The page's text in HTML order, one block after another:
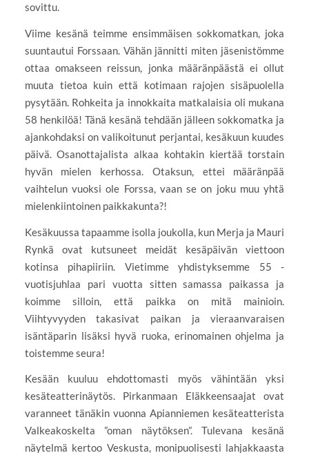
sovittu.
Viime kesänä teimme ensimmäisen sokkomatkan, joka
suuntautui Forssaan. Vähän jännitti miten jäsenistömme
ottaa omakseen reissun, jonka määränpäästä ei ollut
muuta tietoa kuin että kotimaan rajojen sisäpuolella
pysytään. Rohkeita ja innokkaita matkalaisia oli mukana
58 henkilöä! Tänä kesänä tehdään jälleen sokkomatka ja
ajankohdaksi on valikoitunut perjantai, kesäkuun kuudes
päivä. Osanottajalista alkaa kohtakin kiertää torstain
hyvän mielen kerhossa. Otaksun, ettei määränpää
vaihtelun vuoksi ole Forssa, vaan se on joku muu yhtä
mielenkiintoinen paikkakunta?!
Kesäkuussa tapaamme isolla joukolla, kun Merja ja Mauri
Rynkä ovat kutsuneet meidät kesäpäivän viettoon
kotinsa pihapiiriin. Vietimme yhdistyksemme 55 -
vuotisjuhlaa pari vuotta sitten samassa paikassa ja
koimme silloin, että paikka on mitä mainioin.
Viihtyvyyden takasivat paikan ja vieraanvaraisen
isäntäparin lisäksi hyvä ruoka, erinomainen ohjelma ja
toistemme seura!
Kesään kuuluu ehdottomasti myös vähintään yksi
kesäteatterinäytös. Pirkanmaan Eläkkeensaajat ovat
varanneet tänäkin vuonna Apianniemen kesäteatterista
Valkeakoskelta ”oman näytöksen”. Tulevana kesänä
näytelmä kertoo Veskusta, monipuolisesti lahjakkaasta